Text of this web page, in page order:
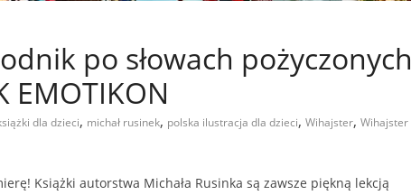
po słowach pożyczonych
EMOTIKON
dla dzieci, michał rusinek, polska ilustracja dla dzieci, Wihajster, Wihajster
Książki autorstwa Michała Rusinka są zawsze piękną lekcją